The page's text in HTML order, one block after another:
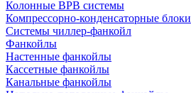
Колонные ВРВ системы
Компрессорно-конденсаторные блоки
Системы чиллер-фанкойл
Фанкойлы
Настенные фанкойлы
Кассетные фанкойлы
Канальные фанкойлы